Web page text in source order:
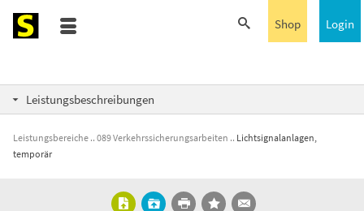
Login
Shop
Leistungsbeschreibungen
Leistungsbereiche 089 Verkehrssicherungsarbeiten
Lichtsignalanlagen,
temporär